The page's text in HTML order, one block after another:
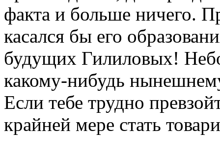
факта и больше ничего.
касался бы его
будущих Гилиловых!
какому-нибудь
Если тебе трудно
крайней мере стать